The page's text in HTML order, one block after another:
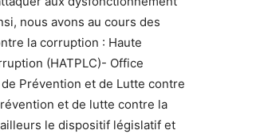
nous avons au cours des
la corruption : Haute
(HATPLC)- Office
Prévention et de Lutte contre
et de lutte contre la
le dispositif législatif et